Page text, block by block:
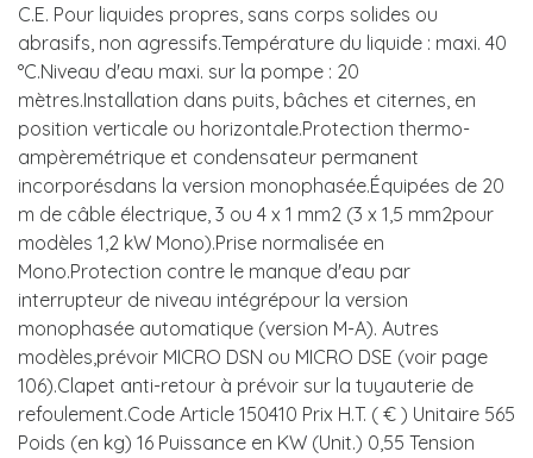
C.E. Pour liquides propres, sans corps solides ou
abrasifs, non agressifs.Température du liquide : maxi. 40
°C.Niveau d'eau maxi. sur la pompe : 20
mètres.Installation dans puits, bâches et citernes, en
position verticale ou horizontale.Protection thermo-
ampèremétrique et condensateur permanent
incorporésdans la version monophasée.Équipées de 20
m de câble électrique, 3 ou 4 x 1 mm2 (3 x 1,5 mm2pour
modèles 1,2 kW Mono).Prise normalisée en
Mono.Protection contre le manque d'eau par
interrupteur de niveau intégrépour la version
monophasée automatique (version M-A). Autres
modèles,prévoir MICRO DSN ou MICRO DSE (voir page
106).Clapet anti-retour à prévoir sur la tuyauterie de
refoulement.Code Article 150410 Prix H.T. ( € ) Unitaire 565
Poids (en kg) 16 Puissance en KW (Unit.) 0,55 Tension